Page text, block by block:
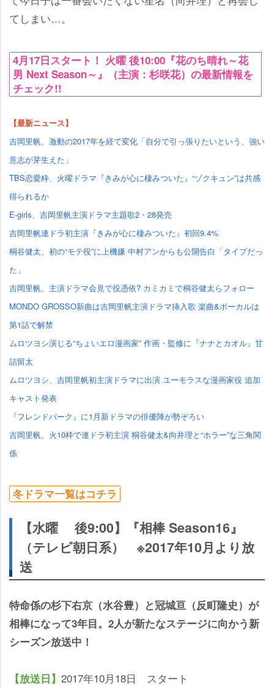
てしまい…。
4月17日スタート！ 火曜 後10:00『花のち晴れ～花
男 Next Season～』（主演：杉咲花）の最新情報を
チェック!!
【最新ニュース】
吉岡里帆、激動の2017年を経て変化「自分で引っ張りたいという、強い
意志が芽生えた」
TBS恋愛枠、火曜ドラマ『きみが心に棲みついた』“ゾクキュン”は共感
得られるか
E-girls、吉岡里帆主演ドラマ主題歌2・28発売
吉岡里帆連ドラ初主演『きみが心に棲みついた』初回9.4%
桐谷健太、初の“モテ役”に上機嫌 中村アンからも公開告白「タイプだっ
た」
吉岡里帆、主演ドラマ会見で役憑依? カミカミで桐谷健太らフォロー
MONDO GROSSO新曲は吉岡里帆主演ドラマ挿入歌 楽曲&ボーカルは
第1話で解禁
ムロツヨシ演じる“ちょいエロ漫画家” 作画・監修に『ナナとカオル』甘
詰留太
ムロツヨシ、吉岡里帆初主演ドラマに出演 ユーモラスな漫画家役 追加
キャスト発表
『フレンドパーク』に1月新ドラマの俳優陣が勢ぞろい
吉岡里帆、火10枠で連ドラ初主演 桐谷健太&向井理と“ホラー”な三角関
係
冬ドラマ一覧はコチラ
【水曜 後9:00】『相棒 Season16』
（テレビ朝日系） ※2017年10月より放
送
特命係の杉下右京（水谷豊）と冠城亘（反町隆史）が
相棒になって3年目。2人が新たなステージに向かう新
シーズン放送中！
【放送日】 2017年10月18日 スタート